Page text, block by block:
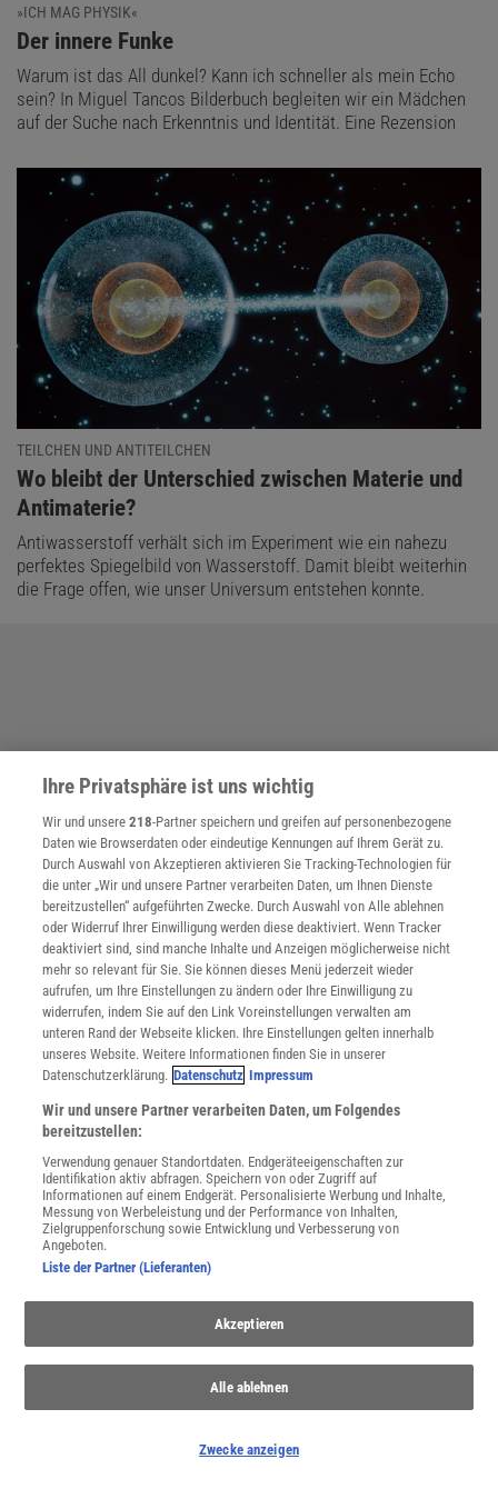
»ICH MAG PHYSIK«
:
Der innere Funke
Warum ist das All dunkel? Kann ich schneller als mein Echo
sein? In Miguel Tancos Bilderbuch begleiten wir ein Mädchen
auf der Suche nach Erkenntnis und Identität. Eine Rezension
TEILCHEN UND ANTITEILCHEN
:
Wo bleibt der Unterschied zwischen Materie und
Antimaterie?
Antiwasserstoff verhält sich im Experiment wie ein nahezu
perfektes Spiegelbild von Wasserstoff. Damit bleibt weiterhin
die Frage offen, wie unser Universum entstehen konnte.
THEMENKANÄLE
Ihre Privatsphäre ist uns wichtig
Wir und unsere218-Partner speichern und greifen auf personenbezogene
Daten wie Browserdaten oder eindeutige Kennungen auf Ihrem Gerät zu.
Durch Auswahl von Akzeptieren aktivieren Sie Tracking-Technologien für
die unter „Wir und unsere Partner verarbeiten Daten, um Ihnen Dienste
bereitzustellen“ aufgeführten Zwecke. Durch Auswahl von Alle ablehnen
oder Widerruf Ihrer Einwilligung werden diese deaktiviert. Wenn Tracker
deaktiviert sind, sind manche Inhalte und Anzeigen möglicherweise nicht
mehr so relevant für Sie. Sie können dieses Menü jederzeit wieder
aufrufen, um Ihre Einstellungen zu ändern oder Ihre Einwilligung zu
widerrufen, indem Sie auf den Link Voreinstellungen verwalten am
unteren Rand der Webseite klicken. Ihre Einstellungen gelten innerhalb
unseres Website. Weitere Informationen finden Sie in unserer
Datenschutzerklärung. Datenschutz Impressum
Wir und unsere Partner verarbeiten Daten, um Folgendes
bereitzustellen:
Verwendung genauer Standortdaten. Endgeräteeigenschaften zur
Identifikation aktiv abfragen. Speichern von oder Zugriff auf
Informationen auf einem Endgerät. Personalisierte Werbung und Inhalte,
Messung von Werbeleistung und der Performance von Inhalten,
Zielgruppenforschung sowie Entwicklung und Verbesserung von
Angeboten.
Liste der Partner (Lieferanten)
Akzeptieren
Alle ablehnen
Zwecke anzeigen